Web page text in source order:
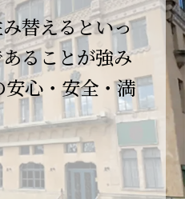
り、誠にありがとう
10周年イベント開催
とさせていただきま
物と、心より感謝申し上
替えるといっ
ることが強み
心・安全・満